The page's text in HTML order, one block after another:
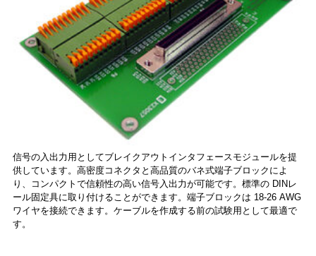
信号の入出力用としてブレイクアウトインタフェースモジュールを提
供しています。高密度コネクタと高品質のバネ式端子ブロックによ
り、コンパクトで信頼性の高い信号入出力が可能です。標準の DINレ
ール固定具に取り付けることができます。端子ブロックは 18-26 AWG
ワイヤを接続できます。ケーブルを作成する前の試験用として最適で
す。